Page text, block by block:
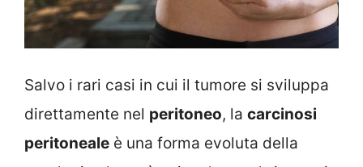
Salvo i rari casi in cui il tumore si sviluppa
direttamente nel peritoneo, la carcinosi
peritoneale è una forma evoluta della